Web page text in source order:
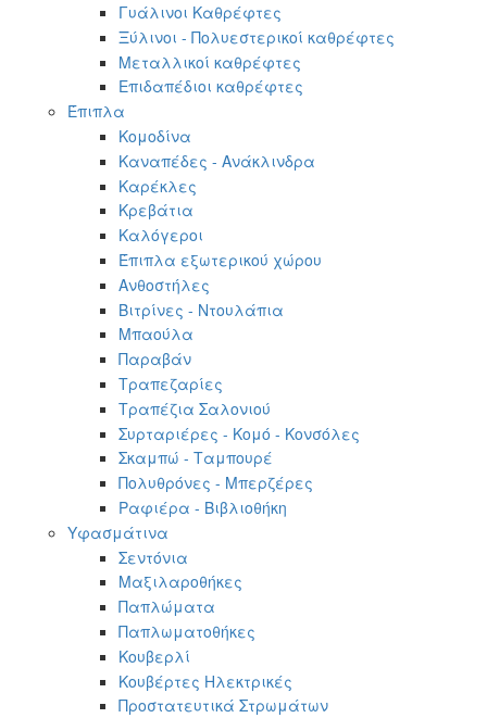
Γυάλινοι Καθρέφτες
Ξύλινοι - Πολυεστερικοί καθρέφτες
Μεταλλικοί καθρέφτες
Επιδαπέδιοι καθρέφτες
Έπιπλα
Κομοδίνα
Καναπέδες - Ανάκλινδρα
Καρέκλες
Κρεβάτια
Καλόγεροι
Έπιπλα εξωτερικού χώρου
Ανθοστήλες
Βιτρίνες - Ντουλάπια
Μπαούλα
Παραβάν
Τραπεζαρίες
Τραπέζια Σαλονιού
Συρταριέρες - Κομό - Κονσόλες
Σκαμπώ - Ταμπουρέ
Πολυθρόνες - Μπερζέρες
Ραφιέρα - Βιβλιοθήκη
Υφασμάτινα
Σεντόνια
Μαξιλαροθήκες
Παπλώματα
Παπλωματοθήκες
Κουβερλί
Κουβέρτες Ηλεκτρικές
Προστατευτικά Στρωμάτων